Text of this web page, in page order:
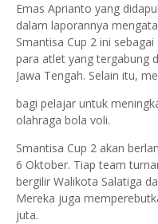
Emas Aprianto yang
dalam laporannya
Smantisa Cup 2 ini
para atlet yang tergabung
Jawa Tengah. Selain itu,
bagi pelajar untuk
olahraga bola voli.
Smantisa Cup 2 akan
6 Oktober. Tiap team
bergilir Walikota Salatiga
Mereka juga
juta.